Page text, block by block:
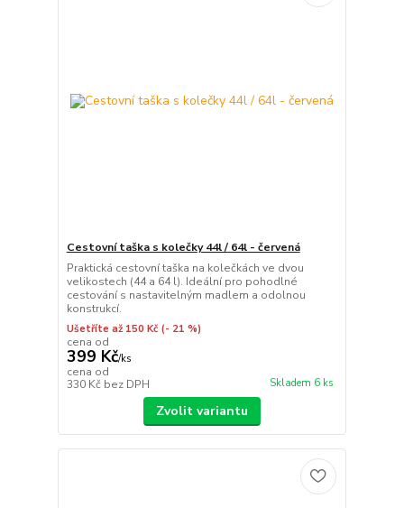
Cestovní taška s kolečky 44l / 64l - červená
Praktická cestovní taška na kolečkách ve dvou
velikostech (44 a 64 l). Ideální pro pohodlné
cestování s nastavitelným madlem a odolnou
konstrukcí.
Ušetříte až 150 Kč (- 21 %)
cena od
399 Kč/ks
cena od
330 Kč bez DPH Skladem 6 ks
Zvolit variantu